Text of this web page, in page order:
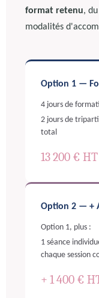
format retenu,
modalités
Option 1 —
4 jours de
2 jours de
total
13 200 € HT
Option 2 — +
Option 1, plus :
1 séance
chaque session
+ 1 400 €